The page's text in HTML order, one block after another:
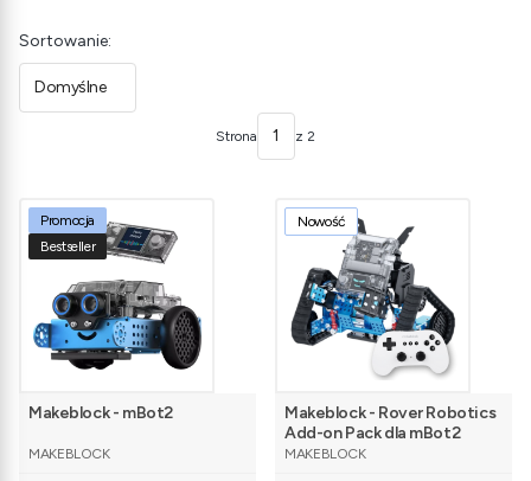
Lista produktów
Sortowanie:
Domyślne
Strona z 2
Promocja
Bestseller
Makeblock - mBot2
PRODUCENT
MAKEBLOCK
Nowość
Makeblock - Rover Robotics
Add-on Pack dla mBot2
PRODUCENT
MAKEBLOCK